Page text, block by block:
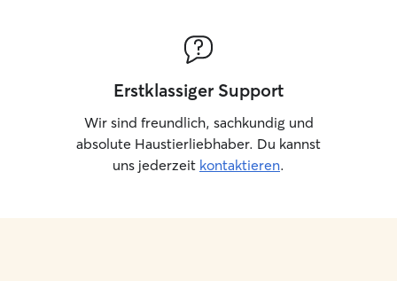
Erstklassiger Support
Wir sind freundlich, sachkundig und
absolute Haustierliebhaber. Du kannst
uns jederzeit kontaktieren.